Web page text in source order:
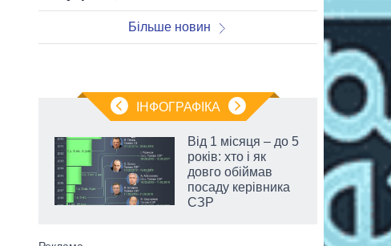
Більше новин
ІНФОГРАФІКА
Від 1 місяця – до 5
років: хто і як
довго обіймав
посаду керівника
СЗР